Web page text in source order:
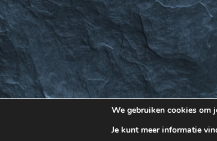
We gebruiken cookies om
Je kunt meer informatie
voor onze webstatistieken.